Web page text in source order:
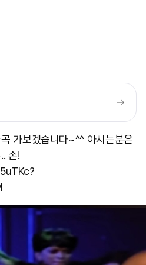
가보겠습니다~^^ 아시는분은
손!